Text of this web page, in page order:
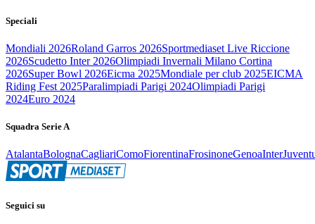
Speciali
Mondiali 2026Roland Garros 2026Sportmediaset Live Riccione
2026Scudetto Inter 2026Olimpiadi Invernali Milano Cortina
2026Super Bowl 2026Eicma 2025Mondiale per club 2025EICMA
Riding Fest 2025Paralimpiadi Parigi 2024Olimpiadi Parigi
2024Euro 2024
Squadra Serie A
AtalantaBolognaCagliariComoFiorentinaFrosinoneGenoaInter
Seguici su